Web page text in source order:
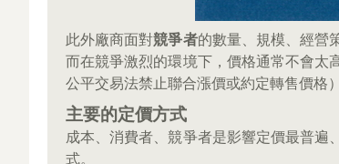
此外廠商面對競爭者的數量、規模、經營
而在競爭激烈的環境下，價格通常不會太
公平交易法禁止聯合漲價或約定轉售價格）
主要的定價方式
成本、消費者、競爭者是影響定價最普遍
式。